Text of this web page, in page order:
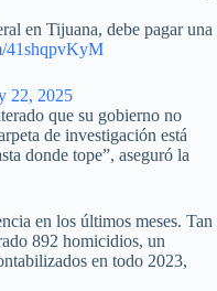
en Tijuana, debe pagar una
41shqpvKyM
22, 2025
que su gobierno no
de investigación está
donde tope”, aseguró la
en los últimos meses. Tan
892 homicidios, un
en todo 2023,